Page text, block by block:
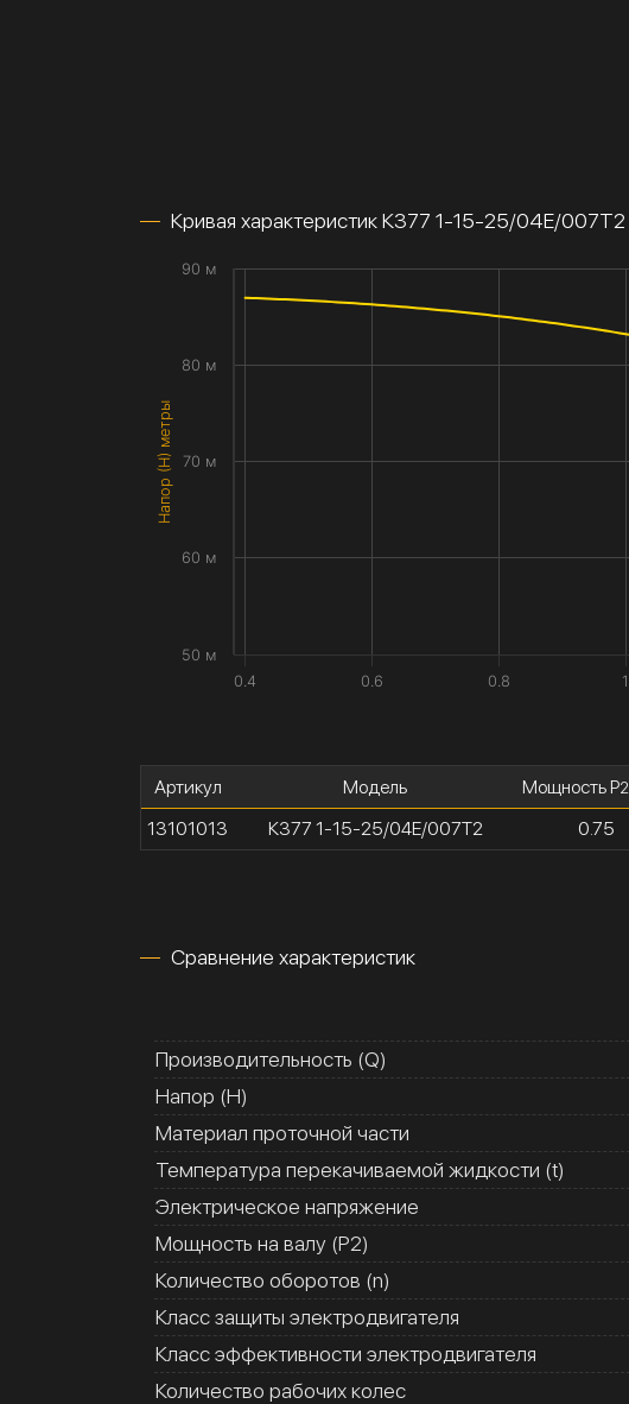
Кривая характеристик К377 1-15-25/04Е/007Т2
Напор (H) метры
0.4 0.6 0.8 1
50 м
60 м
70 м
80 м
90 м
Артикул
13101013
Модель
К377 1-15-25/04Е/007Т2
Мощность P2
0.75
Сравнение характеристик
Производительность (Q)
Напор (H)
Материал проточной части
Температура перекачиваемой жидкости (t)
Электрическое напряжение
Мощность на валу (Р2)
Количество оборотов (n)
Класс защиты электродвигателя
Класс эффективности электродвигателя
Количество рабочих колес